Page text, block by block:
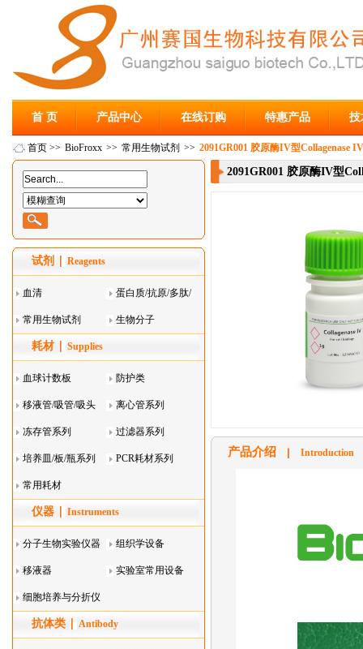
首 页 产品中心 在线订购 特惠产品 技
首页 >> BioFroxx >> 常用生物试剂 >> 2091GR001 胶原酶IV型Collagenase
试剂 Reagents
血清 蛋白质/抗原/多肽/
酶
常用生物试剂 生物分子
耗材 Supplies
血球计数板 防护类
移液管/吸管/吸头
系列
离心管系列
冻存管系列 过滤器系列
培养皿/板/瓶系列 PCR耗材系列
常用耗材
仪器 Instruments
分子生物实验仪器 组织学设备
移液器 实验室常用设备
细胞培养与分折仪
器叠
抗体类 Antibody
2091GR001 胶原酶IV型
产品介绍 Introduction